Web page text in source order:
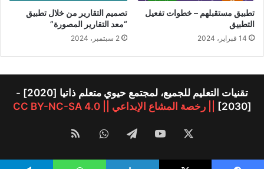
تطبيق مستقبلهم – خطوات تفعيل
التطبيق
14 فبراير، 2024
تصميم التقارير من خلال تطبيق
“معد التقارير المصورة”
2 سبتمبر، 2024
تقنيات التعليم للجميع، لمجتمع حيوي متعلم ذاتيا [2020] -
[2030]
|| رخصة المشاع الإبداعي || CC BY-NC-SA 4.0
‫YouTubeتيلقرامواتسابملخص
الموقع